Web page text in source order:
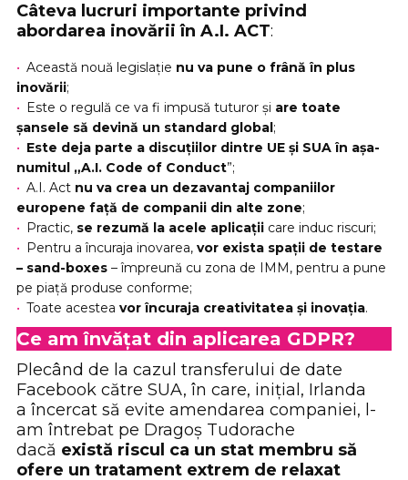
Câteva lucruri importante privind
abordarea inovării în A.I. ACT:
Această nouă legislație nu va pune o frână în plus
inovării;
Este o regulă ce va fi impusă tuturor și are toate
șansele să devină un standard global ;
Este deja parte a discuțiilor dintre UE și SUA în așa-
numitul „A.I. Code of Conduct”;
A.I. Act nu va crea un dezavantaj companiilor
europene față de companii din alte zone;
Practic, se rezumă la acele aplicații care induc riscuri;
Pentru a încuraja inovarea, vor exista spații de testare
– sand-boxes – împreună cu zona de IMM, pentru a pune
pe piață produse conforme;
Toate acestea vor încuraja creativitatea și inovația.
Ce am învățat din aplicarea GDPR?
Plecând de la cazul transferului de date
Facebook către SUA, în care, inițial, Irlanda
a încercat să evite amendarea companiei, l-
am întrebat pe Dragoș Tudorache
dacă există riscul ca un stat membru să
ofere un tratament extrem de relaxat